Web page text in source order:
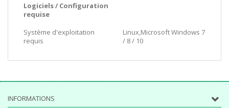
Logiciels / Configuration
requise
Système d'exploitation
requis
Linux,Microsoft Windows 7
/ 8 / 10
INFORMATIONS